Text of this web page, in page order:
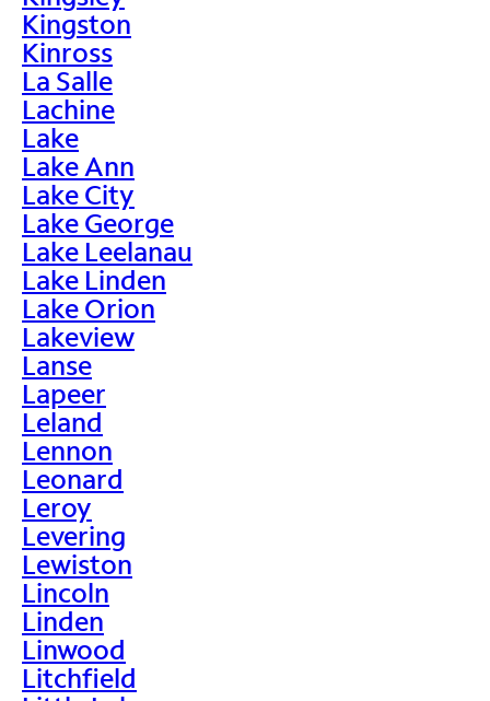
Kingston
Kinross
La Salle
Lachine
Lake
Lake Ann
Lake City
Lake George
Lake Leelanau
Lake Linden
Lake Orion
Lakeview
Lanse
Lapeer
Leland
Lennon
Leonard
Leroy
Levering
Lewiston
Lincoln
Linden
Linwood
Litchfield